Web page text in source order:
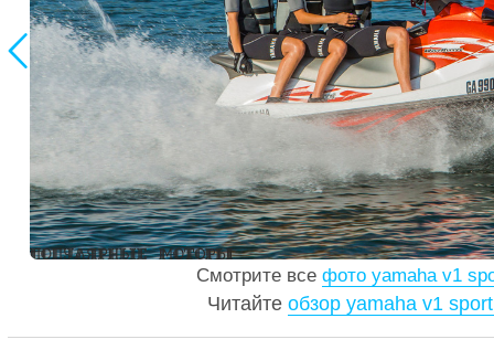

Смотрите все фото yamaha v1
Читайте обзор yamaha v1